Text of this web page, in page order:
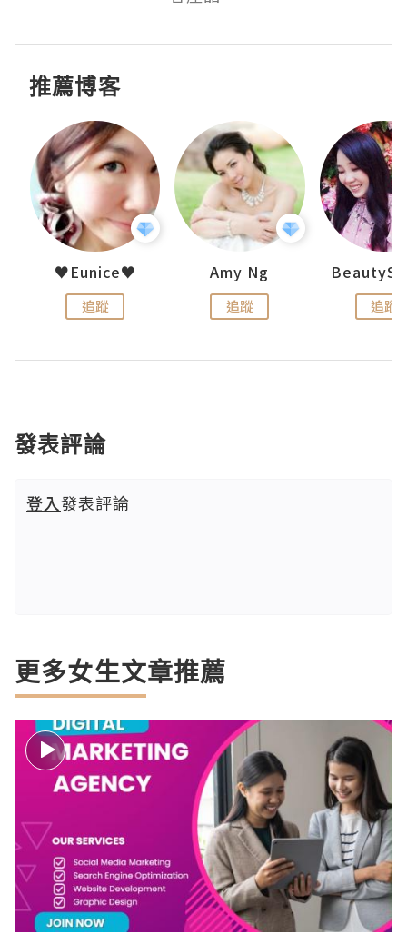
推薦博客
♥Eunice♥
追蹤
Amy Ng
追蹤 追蹤
發表評論
登入發表評論
更多女生文章推薦